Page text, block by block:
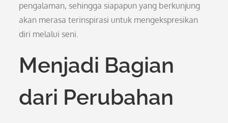
pengalaman, sehingga siapapun yang berkunjung
akan merasa terinspirasi untuk mengekspresikan
diri melalui seni.
Menjadi Bagian
dari Perubahan